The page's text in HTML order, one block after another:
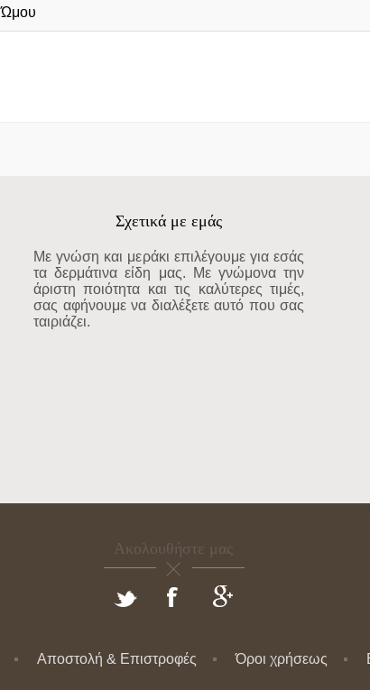
Ώμου
Σχετικά με εμάς
Με γνώση και μεράκι επιλέγουμε για εσάς
τα δερμάτινα είδη μας. Με γνώμονα την
άριστη ποιότητα και τις καλύτερες τιμές,
σας αφήνουμε να διαλέξετε αυτό που σας
ταιριάζει.
Ακολουθήστε μας
Αποστολή & Επιστροφές Όροι χρήσεως